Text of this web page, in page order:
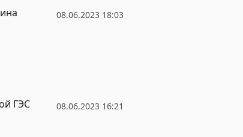
08.06.2023 18:03
08.06.2023 16:21
ГЭС